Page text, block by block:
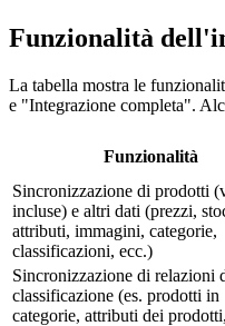
Funzionalità
La tabella mostra le
e "Integrazione completa".
Funzionalità
Sincronizzazione di prodotti
incluse) e altri dati (prezzi,
attributi, immagini, categorie,
classificazioni, ecc.)
Sincronizzazione di relazioni
classificazione (es. prodotti in
categorie, attributi dei